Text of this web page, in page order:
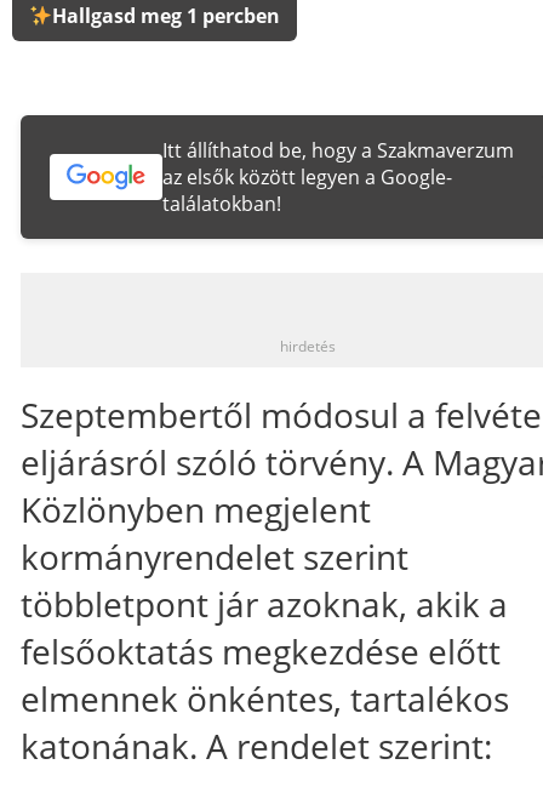
Hallgasd meg 1 percben
Itt állíthatod be, hogy a Szakmaverzum
az elsők között legyen a Google-
találatokban!
hirdetés
Szeptembertől módosul a
eljárásról szóló törvény. A
Közlönyben megjelent
kormányrendelet szerint
többletpont jár azoknak, akik a
felsőoktatás megkezdése előtt
elmennek önkéntes, tartalékos
katonának. A rendelet szerint: